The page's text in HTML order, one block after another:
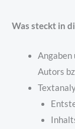
Was steckt in
Angaben
Autors